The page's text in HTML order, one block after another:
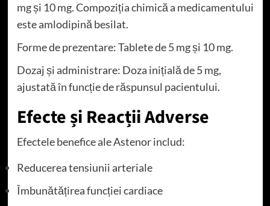
mg și 10 mg. Compoziția chimică a medicamentului
este amlodipină besilat.
Forme de prezentare: Tablete de 5 mg și 10 mg.
Dozaj și administrare: Doza inițială de 5 mg,
ajustată în funcție de răspunsul pacientului.
Efecte și Reacții Adverse
Efectele benefice ale Astenor includ:
Reducerea tensiunii arteriale
Îmbunătățirea funcției cardiace